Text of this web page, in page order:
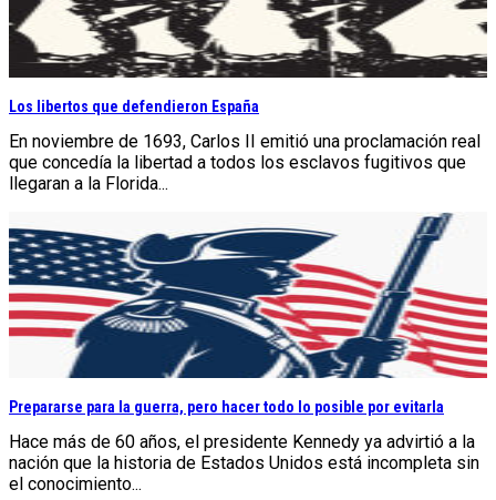
Los libertos que defendieron España
En noviembre de 1693, Carlos II emitió una proclamación real
que concedía la libertad a todos los esclavos fugitivos que
llegaran a la Florida...
Prepararse para la guerra, pero hacer todo lo posible por evitarla
Hace más de 60 años, el presidente Kennedy ya advirtió a la
nación que la historia de Estados Unidos está incompleta sin
el conocimiento...